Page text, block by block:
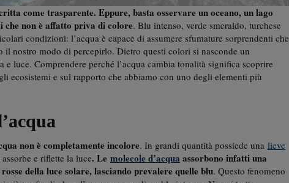
come trasparente. Eppure, basta osservare un oceano, un lago
che non è affatto priva di colore. Blu intenso, verde smeraldo, turchese
condizioni: l’acqua è capace di assumere sfumature sorprendenti che
il nostro modo di percepirlo. Dietro questi colori si nasconde un
luce. Comprendere perché l’acqua cambia tonalità significa scoprire
ecosistemi e sul rapporto che abbiamo con uno degli elementi più
non è completamente incolore. In grandi quantità possiede una lieve
e riflette la luce. Le molecole d’acqua assorbono infatti una
della luce solare, lasciando prevalere quelle blu. Questo fenomeno